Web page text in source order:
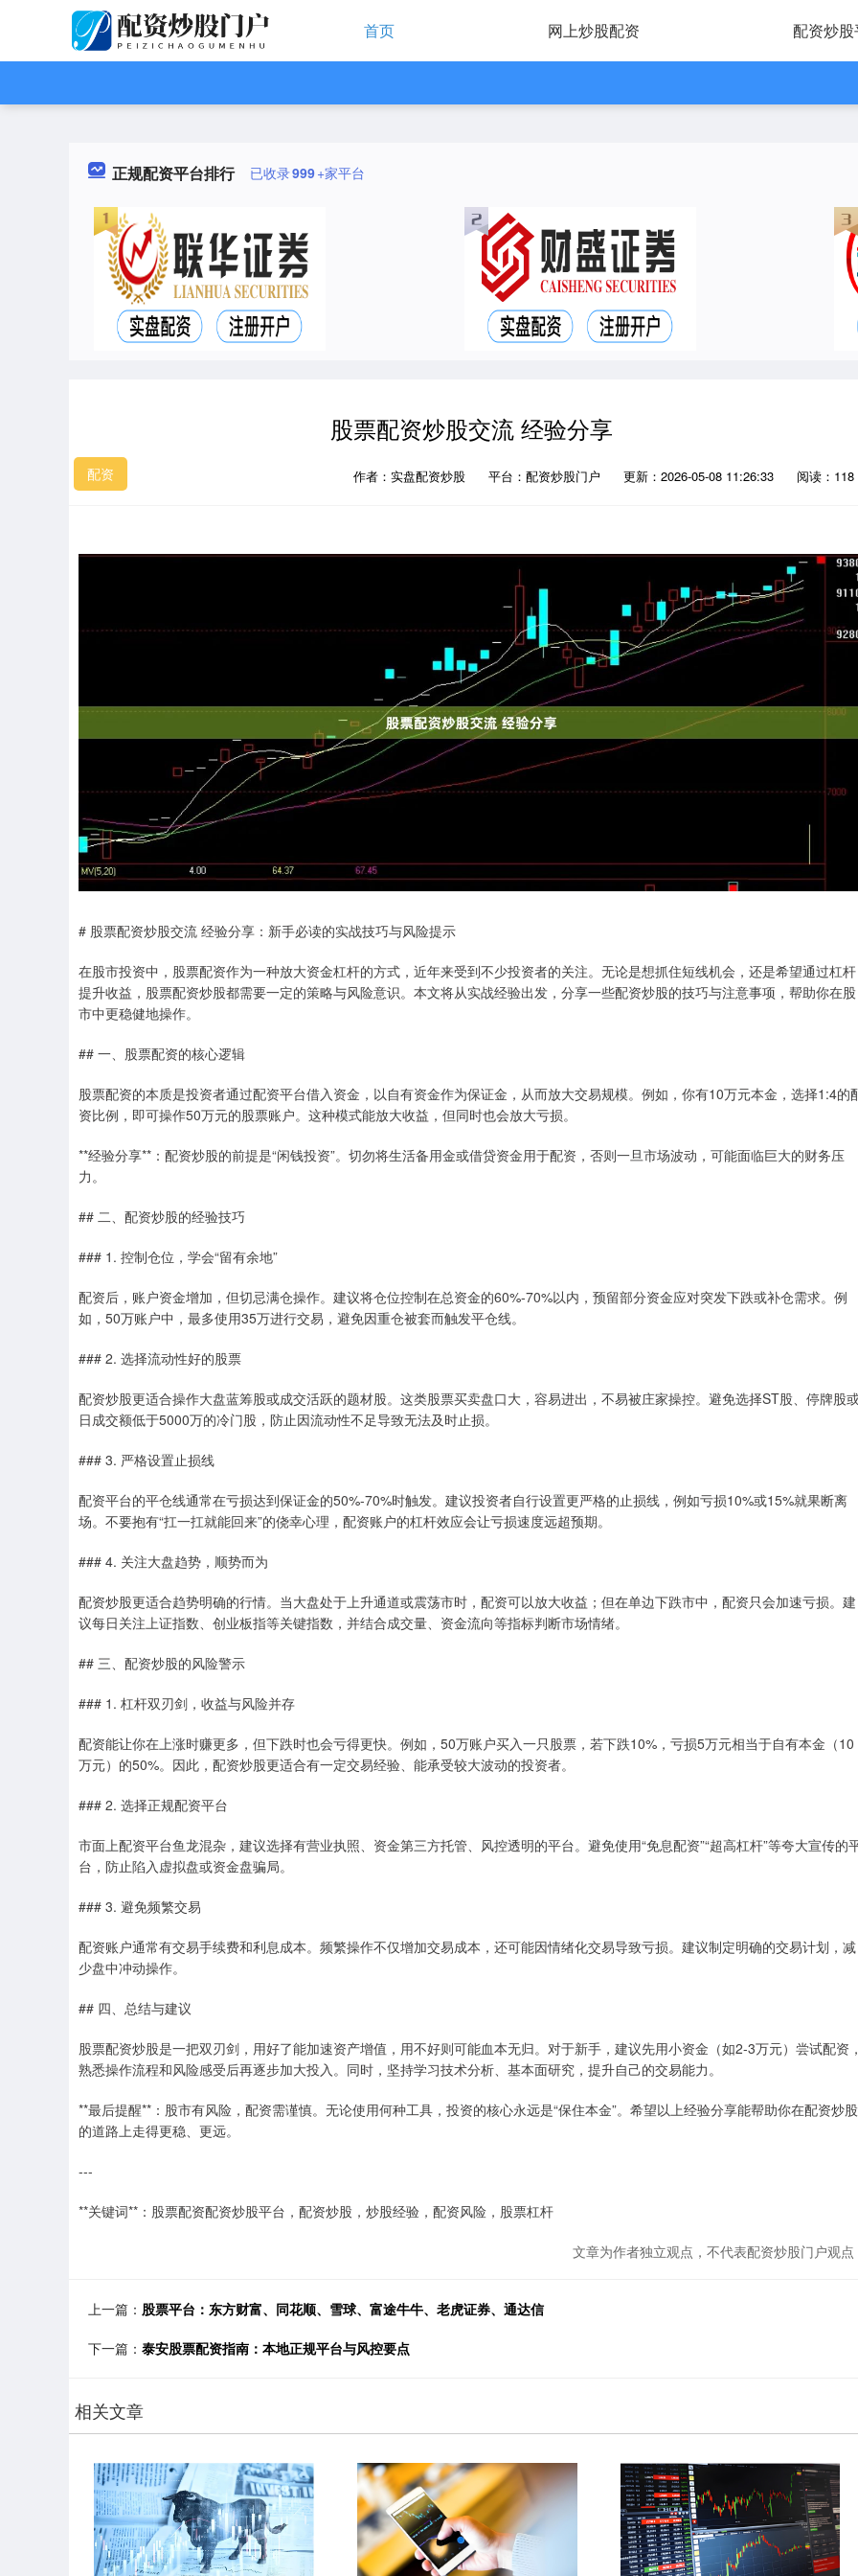
首页 网上炒股配资 配资炒
正规配资平台排行 已收录999+家平台
股票配资炒股交流 经验分享
配资 作者：实盘配资炒股 平台：配资炒股门户 更新：2026-05-08 11:26:33 阅读：118
# 股票配资炒股交流 经验分享：新手必读的实战技巧与风险提示
在股市投资中，股票配资作为一种放大资金杠杆的方式，近年来受到不少投资者的关注。无论是想抓住短线机会，还是希望通过杠杆
提升收益，股票配资炒股都需要一定的策略与风险意识。本文将从实战经验出发，分享一些配资炒股的技巧与注意事项，帮助你在股
市中更稳健地操作。
## 一、股票配资的核心逻辑
股票配资的本质是投资者通过配资平台借入资金，以自有资金作为保证金，从而放大交易规模。例如，你有10万元本金，选择1:4的
资比例，即可操作50万元的股票账户。这种模式能放大收益，但同时也会放大亏损。
**经验分享**：配资炒股的前提是“闲钱投资”。切勿将生活备用金或借贷资金用于配资，否则一旦市场波动，可能面临巨大的财务压
力。
## 二、配资炒股的经验技巧
### 1. 控制仓位，学会“留有余地”
配资后，账户资金增加，但切忌满仓操作。建议将仓位控制在总资金的60%-70%以内，预留部分资金应对突发下跌或补仓需求。例
如，50万账户中，最多使用35万进行交易，避免因重仓被套而触发平仓线。
### 2. 选择流动性好的股票
配资炒股更适合操作大盘蓝筹股或成交活跃的题材股。这类股票买卖盘口大，容易进出，不易被庄家操控。避免选择ST股、停牌股
日成交额低于5000万的冷门股，防止因流动性不足导致无法及时止损。
### 3. 严格设置止损线
配资平台的平仓线通常在亏损达到保证金的50%-70%时触发。建议投资者自行设置更严格的止损线，例如亏损10%或15%就果断离
场。不要抱有“扛一扛就能回来”的侥幸心理，配资账户的杠杆效应会让亏损速度远超预期。
### 4. 关注大盘趋势，顺势而为
配资炒股更适合趋势明确的行情。当大盘处于上升通道或震荡市时，配资可以放大收益；但在单边下跌市中，配资只会加速亏损。建
议每日关注上证指数、创业板指等关键指数，并结合成交量、资金流向等指标判断市场情绪。
## 三、配资炒股的风险警示
### 1. 杠杆双刃剑，收益与风险并存
配资能让你在上涨时赚更多，但下跌时也会亏得更快。例如，50万账户买入一只股票，若下跌10%，亏损5万元相当于自有本金（10
万元）的50%。因此，配资炒股更适合有一定交易经验、能承受较大波动的投资者。
### 2. 选择正规配资平台
市面上配资平台鱼龙混杂，建议选择有营业执照、资金第三方托管、风控透明的平台。避免使用“免息配资”“超高杠杆”等夸大宣传的
台，防止陷入虚拟盘或资金盘骗局。
### 3. 避免频繁交易
配资账户通常有交易手续费和利息成本。频繁操作不仅增加交易成本，还可能因情绪化交易导致亏损。建议制定明确的交易计划，减
少盘中冲动操作。
## 四、总结与建议
股票配资炒股是一把双刃剑，用好了能加速资产增值，用不好则可能血本无归。对于新手，建议先用小资金（如2-3万元）尝试配资
熟悉操作流程和风险感受后再逐步加大投入。同时，坚持学习技术分析、基本面研究，提升自己的交易能力。
**最后提醒**：股市有风险，配资需谨慎。无论使用何种工具，投资的核心永远是“保住本金”。希望以上经验分享能帮助你在配资炒股
的道路上走得更稳、更远。
---
**关键词**：股票配资配资炒股平台，配资炒股，炒股经验，配资风险，股票杠杆
文章为作者独立观点，不代表配资炒股门户观点
上一篇： 股票平台：东方财富、同花顺、雪球、富途牛牛、老虎证券、通达信
下一篇： 泰安股票配资指南：本地正规平台与风控要点
相关文章